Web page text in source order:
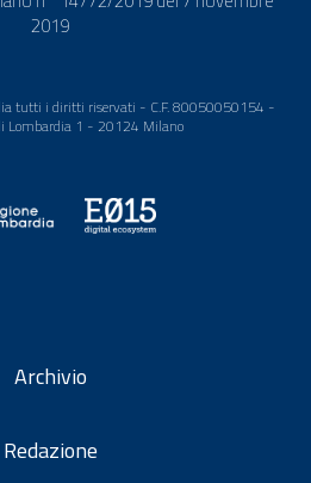
2019
tutti i diritti riservati - C.F. 80050050154 -
Lombardia 1 - 20124 Milano
Archivio
Redazione